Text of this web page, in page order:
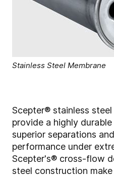
Stainless Steel Membrane
Scepter® stainless
provide a highly
superior separations
performance under
Scepter's® cross-flow
steel construction